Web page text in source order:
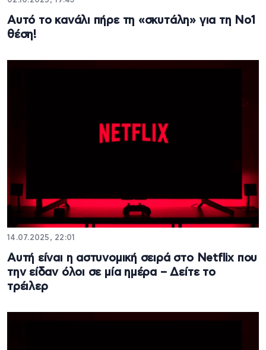
Αυτό το κανάλι πήρε τη «σκυτάλη» για τη Νο1
θέση!
14.07.2025, 22:01
Αυτή είναι η αστυνομική σειρά στο Netflix που
την είδαν όλοι σε μία ημέρα – Δείτε το
τρέιλερ